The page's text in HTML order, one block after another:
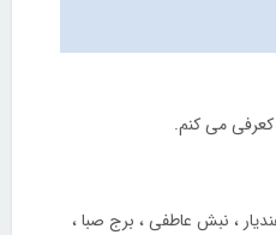
می کنم.
، نبش عاطفی ، برج صبا ،